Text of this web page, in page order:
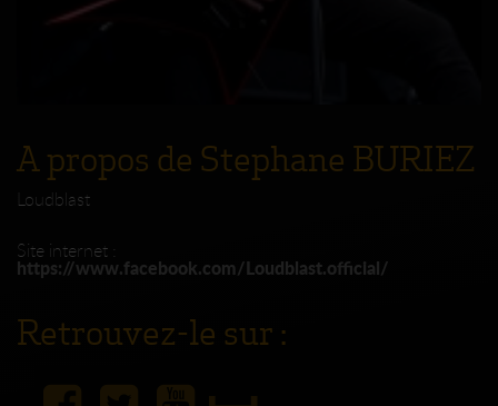
A propos de Stephane BURIEZ
Loudblast
Site internet :
https://www.facebook.com/Loudblast.official/
Retrouvez-le sur :